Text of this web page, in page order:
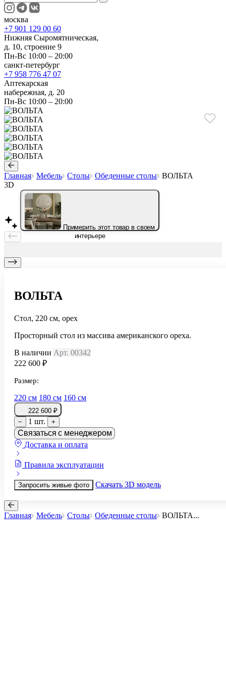
москва
+7 901 129 00 60
Нижняя Сыромятническая,
д. 10, строение 9
Пн-Вс 10:00 – 20:00
санкт-петербург
+7 958 776 47 07
Аптекарская
набережная, д. 20
Пн-Вс 10:00 – 20:00
Главная Мебель Столы Обеденные столы ВОЛЬТА
3D
Примерить этот товар в своем
интерьере
ВОЛЬТА
Стол, 220 см, орех
Просторный стол из массива американского ореха.
В наличии Арт. 00342
222 600 ₽
Размер:
220 см 180 см 160 см
222 600 ₽
−
1 шт. +
Связаться с менеджером
Доставка и оплата
Правила эксплуатации
Запросить живые фото Скачать 3D модель
Главная Мебель Столы Обеденные столы ВОЛЬТА...